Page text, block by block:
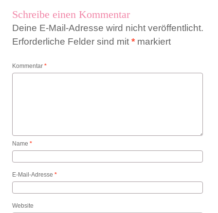
Schreibe einen Kommentar
Deine E-Mail-Adresse wird nicht veröffentlicht.
Erforderliche Felder sind mit *markiert
Kommentar *
Name *
E-Mail-Adresse *
Website